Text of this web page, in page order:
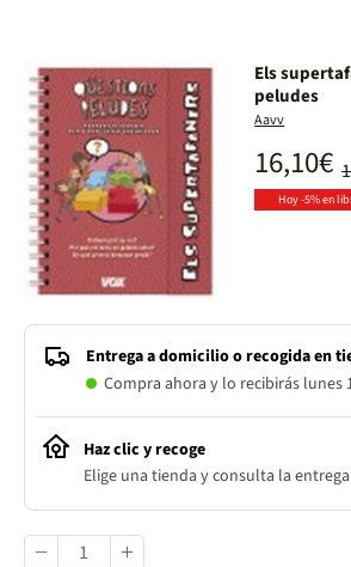
Els
peludes
Aavv
16,10€
Hoy -5% en
Entrega a domicilio o recogida en
Compra ahora y lo recibirás lunes
Haz clic y recoge
Elige una tienda y consulta la